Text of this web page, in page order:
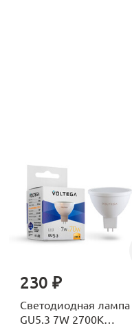
230 ₽
Светодиодная лампа
GU5.3 7W 2700K